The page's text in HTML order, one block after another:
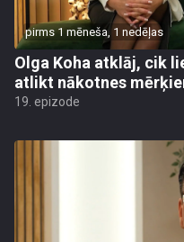
pirms 1 mēneša, 1 nedēļas
Olga Koha atklāj, cik
atlikt nākotnes
19. epizode